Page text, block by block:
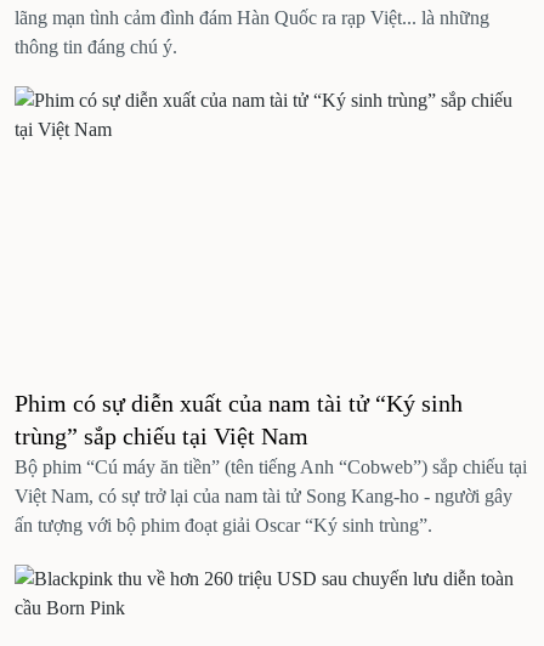
lãng mạn tình cảm đình đám Hàn Quốc ra rạp Việt... là những
thông tin đáng chú ý.
Phim có sự diễn xuất của nam tài tử “Ký sinh
trùng” sắp chiếu tại Việt Nam
Bộ phim “Cú máy ăn tiền” (tên tiếng Anh “Cobweb”) sắp chiếu tại
Việt Nam, có sự trở lại của nam tài tử Song Kang-ho - người gây
ấn tượng với bộ phim đoạt giải Oscar “Ký sinh trùng”.